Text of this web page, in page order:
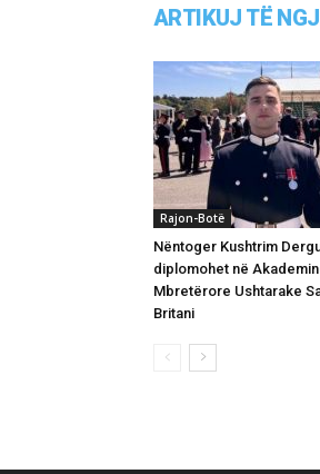
ARTIKUJ TË
Rajon-Botë
Nëntoger Kushtrim
diplomohet në
Mbretërore Ushtarake
Britani